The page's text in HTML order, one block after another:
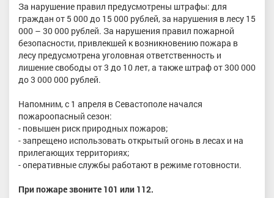
За нарушение правил предусмотрены штрафы: для
граждан от 5 000 до 15 000 рублей, за нарушения в лесу 15
000 – 30 000 рублей. За нарушения правил пожарной
безопасности, привлекшей к возникновению пожара в
лесу предусмотрена уголовная ответственность и
лишение свободы от 3 до 10 лет, а также штраф от 300 000
до 3 000 000 рублей.
Напомним, с 1 апреля в Севастополе начался
пожароопасный сезон:
- повышен риск природных пожаров;
- запрещено использовать открытый огонь в лесах и на
прилегающих территориях;
- оперативные службы работают в режиме готовности.
При пожаре звоните 101 или 112.